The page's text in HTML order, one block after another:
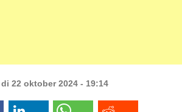
22 oktober 2024 - 19:14